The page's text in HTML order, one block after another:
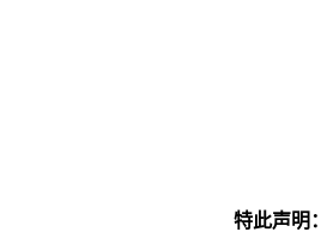
特此声明：